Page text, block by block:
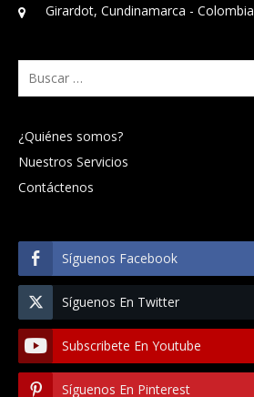
Girardot, Cundinamarca - Colombia
Buscar:
¿Quiénes somos?
Nuestros Servicios
Contáctenos
Síguenos Facebook
Síguenos En Twitter
Subscribete En Youtube
Síguenos En Pinterest